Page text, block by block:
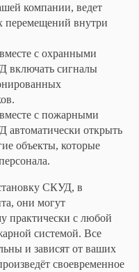
компании, ведет
перемещений внутри
с охранными
включать сигналы
с пожарными
автоматически открыть
объекты, которые
СКУД, в
они могут
практически с любой
системой. Все
и зависят от ваших
своевременное